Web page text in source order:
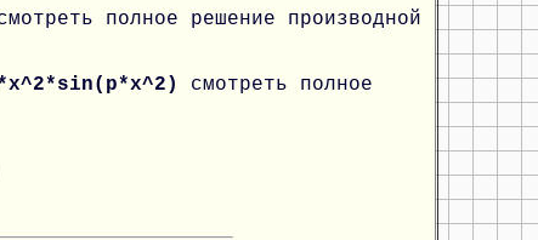
полное решение производной
смотреть полное